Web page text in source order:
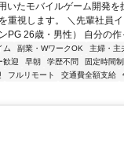
いたモバイルゲーム開発を
重視します。 ＼先輩社員
PG 26歳・男性） 自分の
ム 副業・WワークOK
主婦・主
歓迎 早朝 学歴不問 固定時間制
フルリモート 交通費全額支給